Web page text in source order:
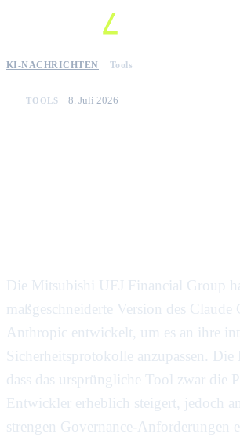
KI-NACHRICHTEN Tools
TOOLS 8. Juli 2026
Die Mitsubishi UFJ Financial Group
maßgeschneiderte Version des
Anthropic entwickelt, um es an ihre
Sicherheitsprotokolle anzupassen. Die
dass das ursprüngliche Tool zwar die
Entwickler erheblich steigert, jedoch
strengen Governance-Anforderungen